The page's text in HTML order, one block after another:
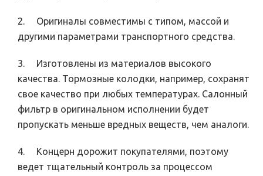
2. Оригиналы совместимы с типом, массой и
другими параметрами транспортного средства.
3. Изготовлены из материалов высокого
качества. Тормозные колодки, например, сохранят
свое качество при любых температурах. Салонный
фильтр в оригинальном исполнении будет
пропускать меньше вредных веществ, чем аналоги.
4. Концерн дорожит покупателями, поэтому
ведет тщательный контроль за процессом